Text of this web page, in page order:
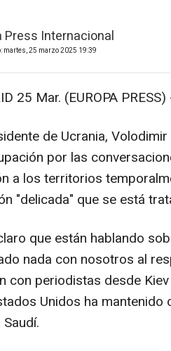
Press Internacional
martes, 25 marzo 2025 19:39
25 Mar. (EUROPA PRESS)
de Ucrania,
por las
a los territorios
"delicada" que se está
que están hablando
nada con nosotros al
con periodistas desde
Unidos ha